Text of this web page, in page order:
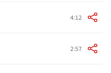
4:12
2:57